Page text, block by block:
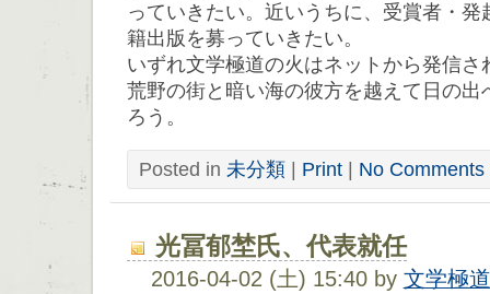
っていきたい。近いうちに、受賞者・
籍出版を募っていきたい。
いずれ文学極道の火はネットから発信さ
荒野の街と暗い海の彼方を越えて日の出
ろう。
Posted in 未分類 | Print | No Comments
光冨郁埜氏、代表就任
2016-04-02 (土) 15:40 by 文学極